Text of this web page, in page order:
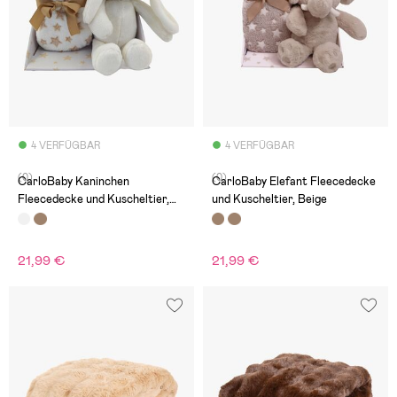
4 VERFÜGBAR
(0)
CarloBaby Kaninchen
Fleecedecke und Kuscheltier,
Weiß
21,99 €
4 VERFÜGBAR
(0)
CarloBaby Elefant Fleecedecke
und Kuscheltier, Beige
21,99 €